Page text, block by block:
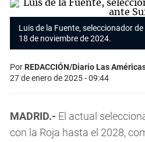
Luis de la Fuente, seleccionador
18 de noviembre de 2024.
PorREDACCIÓN/Diario Las
27 de enero de 2025 - 09:44
MADRID.- El actual
con la Roja hasta el 2028,